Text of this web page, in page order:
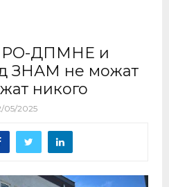
ДПМНЕ и
ЗНАМ не можат
никого
05/2025